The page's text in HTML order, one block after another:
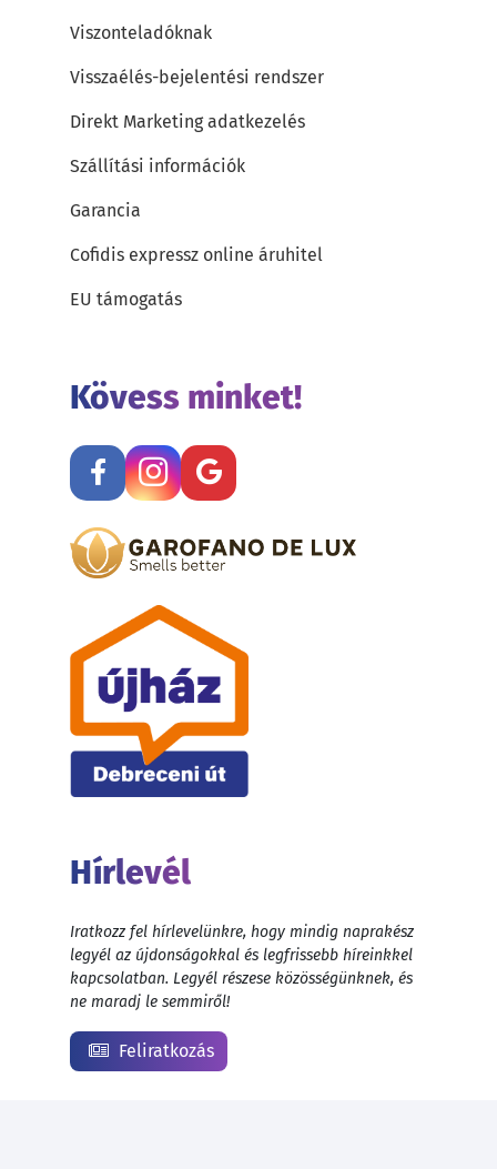
Viszonteladóknak
Visszaélés-bejelentési rendszer
Direkt Marketing adatkezelés
Szállítási információk
Garancia
Cofidis expressz online áruhitel
EU támogatás
Kövess minket!
Hírlevél
Iratkozz fel hírlevelünkre, hogy mindig naprakész
legyél az újdonságokkal és legfrissebb híreinkkel
kapcsolatban. Legyél részese közösségünknek, és
ne maradj le semmiről!
Feliratkozás